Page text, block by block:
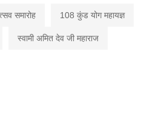
समारोह 108 कुंड योग महायज्ञ
स्वामी अमित देव जी महाराज